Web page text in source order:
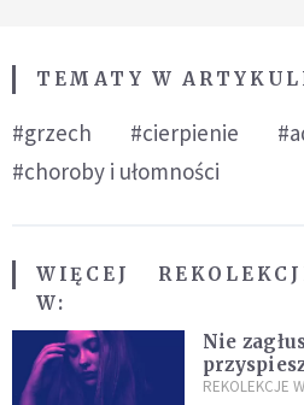
TEMATY W
#grzech #cierpienie
#choroby i ułomności
WIĘCEJ
W:
Nie
Przyjmij
REKOLEKCJE